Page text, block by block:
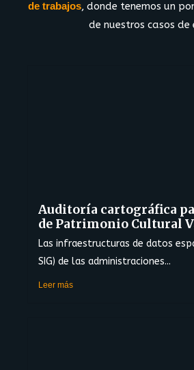
de trabajos, donde tenemos un
de nuestros casos de
Auditoría cartográfica
de Patrimonio Cultural
Las infraestructuras de datos
SIG) de las administraciones...
Leer más